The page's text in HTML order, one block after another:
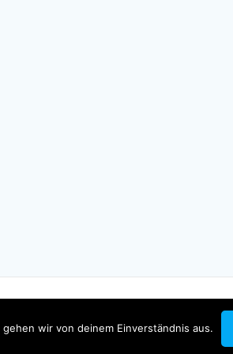
wir von deinem Einverständnis aus.